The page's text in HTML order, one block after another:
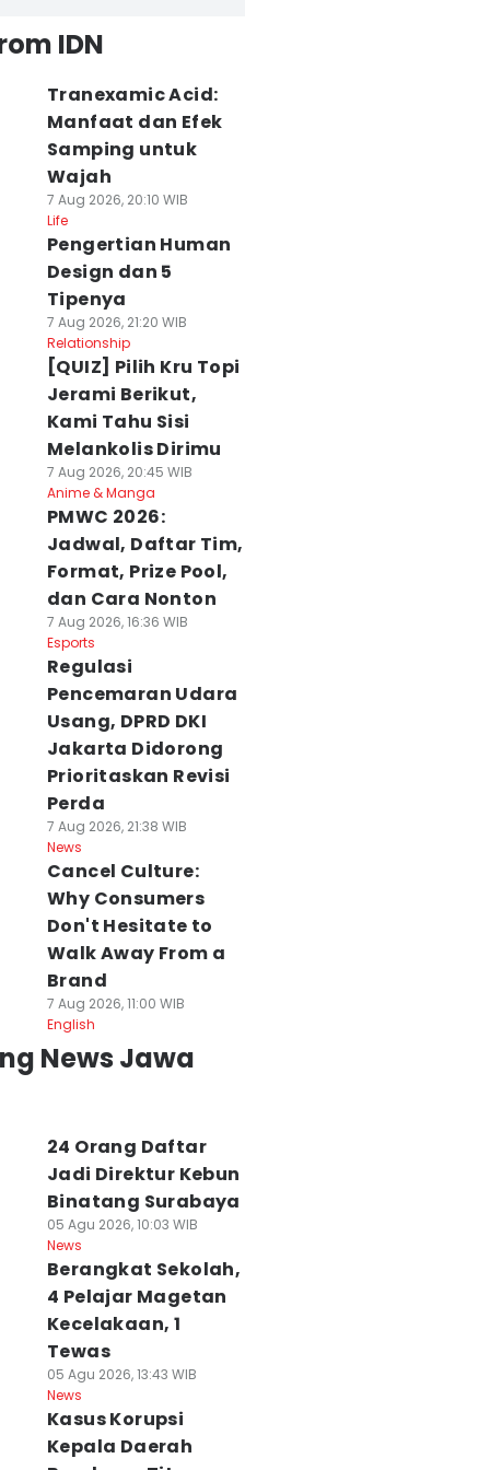
IDN
Tranexamic Acid:
Manfaat dan Efek
Samping untuk
Wajah
7 Aug 2026, 20:10 WIB
Life
Pengertian Human
Design dan 5
Tipenya
7 Aug 2026, 21:20 WIB
Relationship
[QUIZ] Pilih Kru Topi
Jerami Berikut,
Kami Tahu Sisi
Melankolis Dirimu
7 Aug 2026, 20:45 WIB
Anime & Manga
PMWC 2026:
Jadwal, Daftar Tim,
Format, Prize Pool,
dan Cara Nonton
7 Aug 2026, 16:36 WIB
Esports
Regulasi
Pencemaran Udara
Usang, DPRD DKI
Jakarta Didorong
Prioritaskan Revisi
Perda
7 Aug 2026, 21:38 WIB
News
Cancel Culture:
Why Consumers
Don't Hesitate to
Walk Away From a
Brand
7 Aug 2026, 11:00 WIB
English
News Jawa
24 Orang Daftar
Jadi Direktur Kebun
Binatang Surabaya
05 Agu 2026, 10:03 WIB
News
Berangkat Sekolah,
4 Pelajar Magetan
Kecelakaan, 1
Tewas
05 Agu 2026, 13:43 WIB
News
Kasus Korupsi
Kepala Daerah